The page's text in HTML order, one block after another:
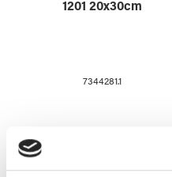
1201 20x30cm
7344281.1